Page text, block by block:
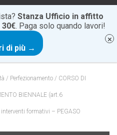
V
N
/ Perfezionamento / CORSO DI
BIENNALE (art.6
formativi – PEGASO
Stanza Ufficio in affitto
. Paga solo quando lavori!
di più →